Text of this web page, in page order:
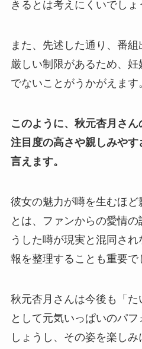
きるとは考えにくいでしょ
また、先述した通り、番
厳しい制限があるため、
でないことがうかがえます
このように、秋元杏月さ
注目度の高さや親しみやす
言えます。
彼女の魅力が噂を生むほど
とは、ファンからの愛情
うした噂が現実と混同さ
報を整理することも重要で
秋元杏月さんは今後も「た
として元気いっぱいのパ
しょうし、その姿を楽し